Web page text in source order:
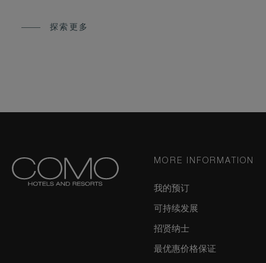
探索更多
MORE INFORMATION
我的预订
可持续发展
招贤纳士
最优惠价格保证